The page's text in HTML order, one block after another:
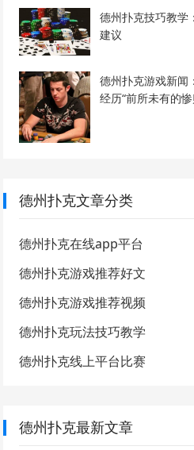
德州扑克技巧教学
建议
德州扑克游戏新闻
经历“前所未有的惨
德州扑克文章分类
德州扑克在线app平台
德州扑克游戏推荐好文
德州扑克游戏推荐视频
德州扑克玩法技巧教学
德州扑克线上平台比赛
德州扑克最新文章